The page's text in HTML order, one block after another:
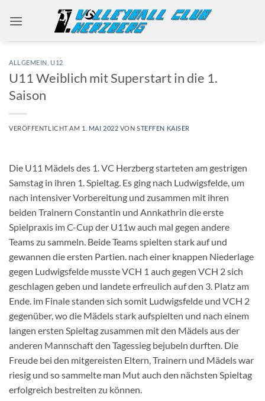
Inhalt
ALLGEMEIN U12
U11 Weiblich mit Superstart in die 1.
Saison
VERÖFFENTLICHT AM 1. MAI 2022 VONSTEFFEN KAISER
Die U11 Mädels des 1. VC Herzberg starteten am gestrigen
Samstag in ihren 1. Spieltag. Es ging nach Ludwigsfelde, um
nach intensiver Vorbereitung und zusammen mit ihren
beiden Trainern Constantin und Annkathrin die erste
Spielpraxis im C-Cup der U11w auch mal gegen andere
Teams zu sammeln. Beide Teams spielten stark auf und
gewannen die ersten Partien. nach einer knappen Niederlage
gegen Ludwigsfelde musste VCH 1 auch gegen VCH 2 sich
geschlagen geben und landete erfreulich auf den 3. Platz am
Ende. im Finale standen sich somit Ludwigsfelde und VCH 2
gegenüber, wo die Mädels stark aufspielten und nach einem
langen ersten Spieltag zusammen mit den Mädels aus der
anderen Mannschaft den Tagessieg bejubeln durften. Die
Freude bei den mitgereisten Eltern, Trainern und Mädels war
riesig und so sammelte man Mut auch den nächsten Spieltag
erfolgreich bestreiten zu können.